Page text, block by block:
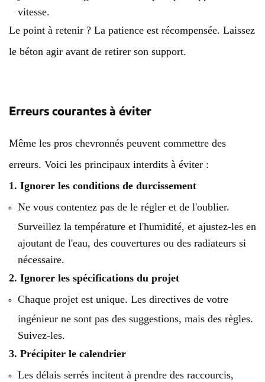
vitesse.
Le point à retenir ? La patience est récompensée. Laissez
le béton agir avant de retirer son support.
Erreurs courantes à éviter
Même les pros chevronnés peuvent commettre des
erreurs. Voici les principaux interdits à éviter :
1. Ignorer les conditions de durcissement
Ne vous contentez pas de le régler et de l'oublier.
Surveillez la température et l'humidité, et ajustez-les en
ajoutant de l'eau, des couvertures ou des radiateurs si
nécessaire.
2. Ignorer les spécifications du projet
Chaque projet est unique. Les directives de votre
ingénieur ne sont pas des suggestions, mais des règles.
Suivez-les.
3. Précipiter le calendrier
Les délais serrés incitent à prendre des raccourcis,